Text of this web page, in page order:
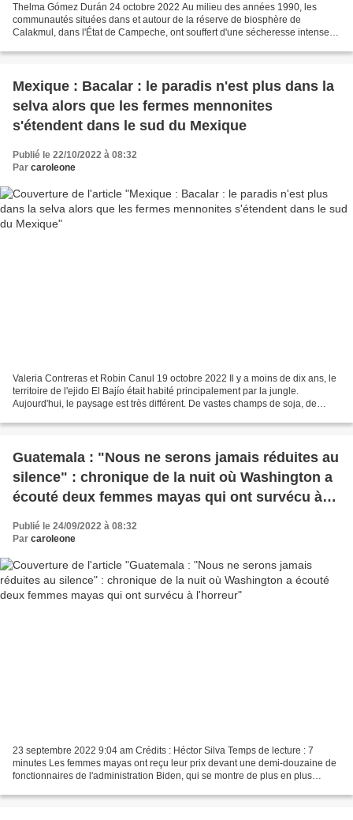
Thelma Gómez Durán 24 octobre 2022 Au milieu des années 1990, les
communautés situées dans et autour de la réserve de biosphère de
Calakmul, dans l'État de Campeche, ont souffert d'une sécheresse intense.
Mexique : Bacalar : le paradis n'est plus dans la
selva alors que les fermes mennonites
s'étendent dans le sud du Mexique
Publié le 22/10/2022 à 08:32
Par caroleone
Valeria Contreras et Robin Canul 19 octobre 2022 Il y a moins de dix ans, le
territoire de l'ejido El Bajío était habité principalement par la jungle.
Aujourd'hui, le paysage est très différent. De vastes champs de soja, de
Guatemala : "Nous ne serons jamais réduites au
silence" : chronique de la nuit où Washington a
écouté deux femmes mayas qui ont survécu à
l'horreur
Publié le 24/09/2022 à 08:32
Par caroleone
23 septembre 2022 9:04 am Crédits : Héctor Silva Temps de lecture : 7
minutes Les femmes mayas ont reçu leur prix devant une demi-douzaine de
fonctionnaires de l'administration Biden, qui se montre de plus en plus